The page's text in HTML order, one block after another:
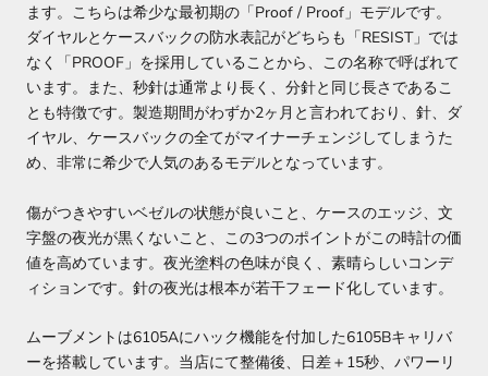
ます。こちらは希少な最初期の「Proof / Proof」モデルです。
ダイヤルとケースバックの防水表記がどちらも「RESIST」では
なく「PROOF」を採用していることから、この名称で呼ばれて
います。また、秒針は通常より長く、分針と同じ長さであるこ
とも特徴です。製造期間がわずか2ヶ月と言われており、針、ダ
イヤル、ケースバックの全てがマイナーチェンジしてしまうた
め、非常に希少で人気のあるモデルとなっています。
傷がつきやすいベゼルの状態が良いこと、ケースのエッジ、文
字盤の夜光が黒くないこと、この3つのポイントがこの時計の価
値を高めています。夜光塗料の色味が良く、素晴らしいコンデ
ィションです。針の夜光は根本が若干フェード化しています。
ムーブメントは6105Aにハック機能を付加した6105Bキャリバ
ーを搭載しています。当店にて整備後、日差＋15秒、パワーリ